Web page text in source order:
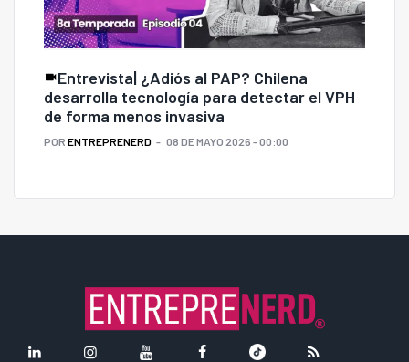
Entrevista| ¿Adiós al PAP? Chilena
desarrolla tecnología para detectar el VPH
de forma menos invasiva
POR ENTREPRENERD 08 DE MAYO 2026 - 00:00